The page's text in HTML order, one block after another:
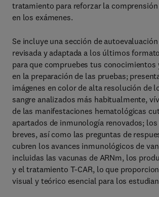
tratamiento para reforzar la
en los exámenes.
Se incluye una sección de
revisada y adaptada a los últimos
para que compruebes tus conocimientos
en la preparación de las pruebas;
imágenes en color de alta resolución de
sangre analizados más habitualmente,
de las manifestaciones hematológicas
apartados de inmunología renovados;
breves, así como las preguntas de
cubren los avances inmunológicos de
incluidas las vacunas de ARNm, los
y el tratamiento T-CAR, lo que
visual y teórico esencial para los